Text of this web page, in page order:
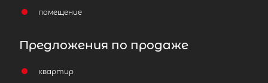
помещение
Предложения по продаже
квартир